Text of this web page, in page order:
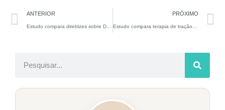
ANTERIOR PRÓXIMO